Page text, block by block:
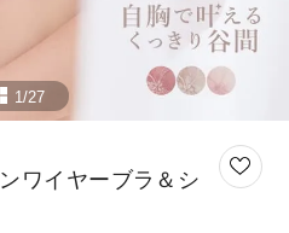
1/27
ワイヤーブラ＆シ